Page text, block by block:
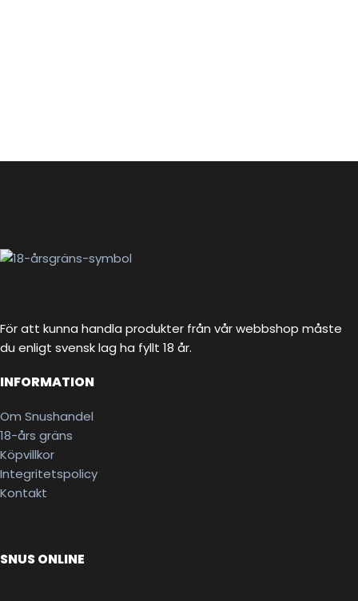
För att kunna handla produkter från vår webbshop måste
du enligt svensk lag ha fyllt 18 år.
INFORMATION
Om Snushandel
18-års gräns
Köpvillkor
Integritetspolicy
Kontakt
SNUS ONLINE